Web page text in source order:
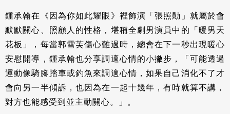
鍾承翰在《因為你如此耀眼》裡飾演「張照勛」就屬於會
默默關心、照顧人的性格，堪稱全劇男演員中的「暖男天
花板」，每當郭雪芙傷心難過時，總會在下一秒出現暖心
安慰開導，鍾承翰也分享調適心情的小撇步，「可能透過
運動像騎腳踏車或釣魚來調適心情，如果自己消化不了才
會向另一半傾訴，也因為在一起十幾年，有時就算不講，
對方也能感受到並主動關心。」。